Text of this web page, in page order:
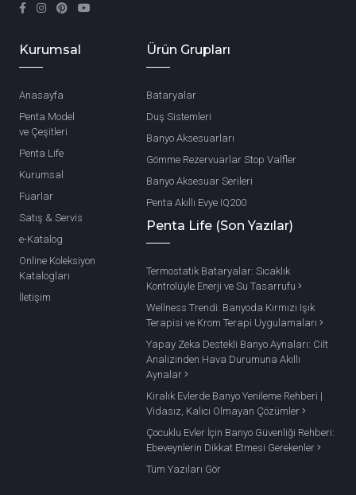
Kurumsal
Anasayfa
Penta Model
ve Çeşitleri
Penta Life
Kurumsal
Fuarlar
Satış & Servis
e-Katalog
Online Koleksiyon
Katalogları
İletişim
Ürün Grupları
Bataryalar
Duş Sistemleri
Banyo Aksesuarları
Gömme Rezervuarlar Stop Valfler
Banyo Aksesuar Serileri
Penta Akıllı Evye IQ200
Penta Life (Son Yazılar)
Termostatik Bataryalar: Sıcaklık
Kontrolüyle Enerji ve Su Tasarrufu
Wellness Trendi: Banyoda Kırmızı Işık
Terapisi ve Krom Terapi Uygulamaları
Yapay Zeka Destekli Banyo Aynaları: Cilt
Analizinden Hava Durumuna Akıllı
Aynalar
Kiralık Evlerde Banyo Yenileme Rehberi |
Vidasız, Kalıcı Olmayan Çözümler
Çocuklu Evler İçin Banyo Güvenliği Rehberi:
Ebeveynlerin Dikkat Etmesi Gerekenler
Tüm Yazıları Gör